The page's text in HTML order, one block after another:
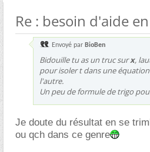
Re : besoin d'aide
Envoyé par BioBen
Bidouille tu as un truc surx,
pour isoler t dans une
l'autre.
Un peu de formule de trigo
Je doute du résultat en se
ou qch dans ce genre